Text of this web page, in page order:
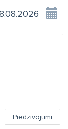
Piedzīvojumi